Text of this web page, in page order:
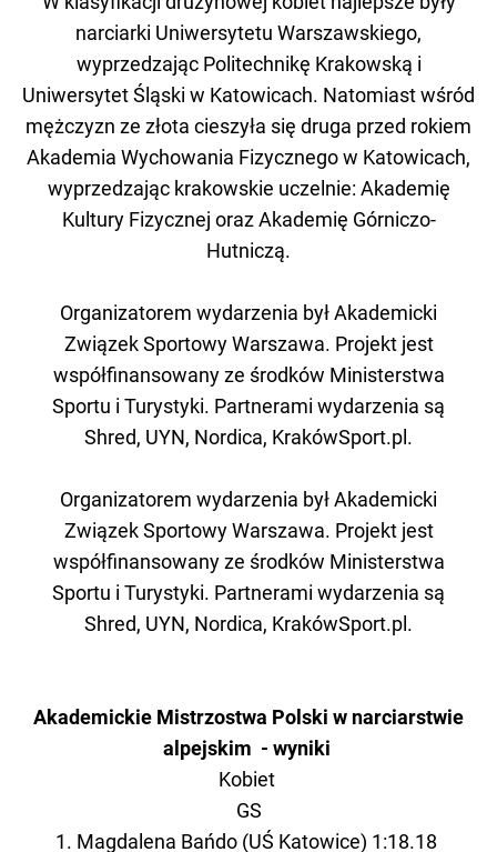
narciarki Uniwersytetu Warszawskiego,
wyprzedzając Politechnikę Krakowską i
Uniwersytet Śląski w Katowicach. Natomiast wśród
mężczyzn ze złota cieszyła się druga przed rokiem
Akademia Wychowania Fizycznego w Katowicach,
wyprzedzając krakowskie uczelnie: Akademię
Kultury Fizycznej oraz Akademię Górniczo-
Hutniczą.
Organizatorem wydarzenia był Akademicki
Związek Sportowy Warszawa. Projekt jest
współfinansowany ze środków Ministerstwa
Sportu i Turystyki. Partnerami wydarzenia są
Shred, UYN, Nordica, KrakówSport.pl.
Organizatorem wydarzenia był Akademicki
Związek Sportowy Warszawa. Projekt jest
współfinansowany ze środków Ministerstwa
Sportu i Turystyki. Partnerami wydarzenia są
Shred, UYN, Nordica, KrakówSport.pl.
Akademickie Mistrzostwa Polski w narciarstwie
alpejskim - wyniki
Kobiet
GS
1. Magdalena Bańdo (UŚ Katowice) 1:18.18